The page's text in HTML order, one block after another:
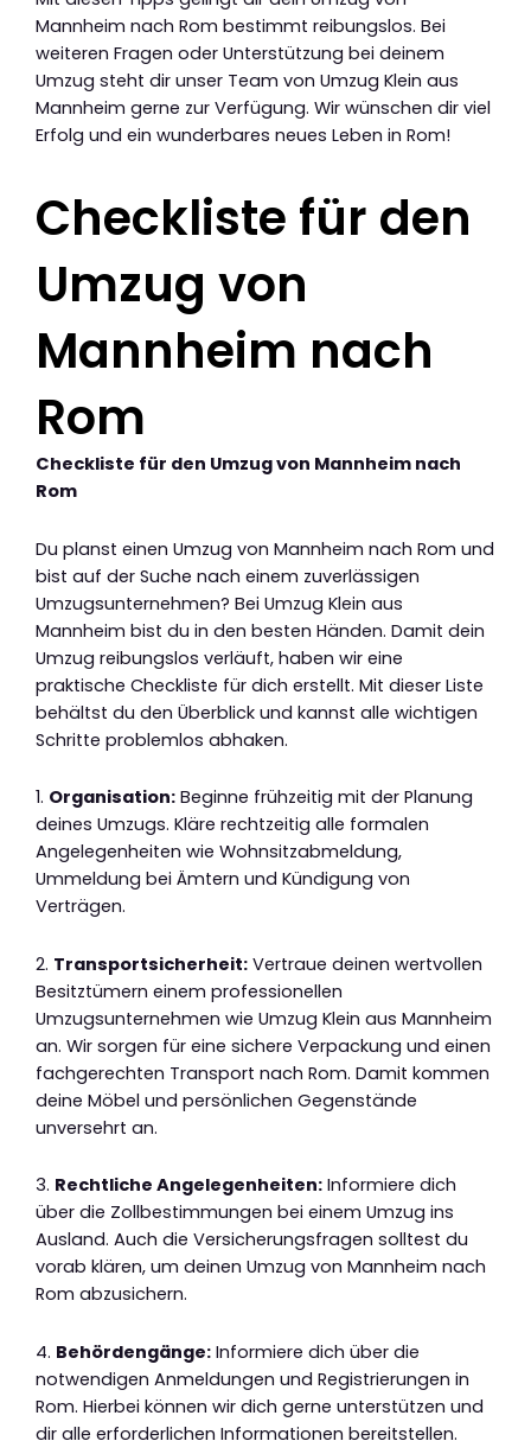
Mannheim nach Rom bestimmt reibungslos. Bei
weiteren Fragen oder Unterstützung bei deinem
Umzug steht dir unser Team von Umzug Klein aus
Mannheim gerne zur Verfügung. Wir wünschen dir viel
Erfolg und ein wunderbares neues Leben in Rom!
Checkliste für den
Umzug von
Mannheim nach
Rom
Checkliste für den Umzug von Mannheim nach
Rom
Du planst einen Umzug von Mannheim nach Rom und
bist auf der Suche nach einem zuverlässigen
Umzugsunternehmen? Bei Umzug Klein aus
Mannheim bist du in den besten Händen. Damit dein
Umzug reibungslos verläuft, haben wir eine
praktische Checkliste für dich erstellt. Mit dieser Liste
behältst du den Überblick und kannst alle wichtigen
Schritte problemlos abhaken.
1. Organisation: Beginne frühzeitig mit der Planung
deines Umzugs. Kläre rechtzeitig alle formalen
Angelegenheiten wie Wohnsitzabmeldung,
Ummeldung bei Ämtern und Kündigung von
Verträgen.
2. Transportsicherheit: Vertraue deinen wertvollen
Besitztümern einem professionellen
Umzugsunternehmen wie Umzug Klein aus Mannheim
an. Wir sorgen für eine sichere Verpackung und einen
fachgerechten Transport nach Rom. Damit kommen
deine Möbel und persönlichen Gegenstände
unversehrt an.
3. Rechtliche Angelegenheiten: Informiere dich
über die Zollbestimmungen bei einem Umzug ins
Ausland. Auch die Versicherungsfragen solltest du
vorab klären, um deinen Umzug von Mannheim nach
Rom abzusichern.
4. Behördengänge: Informiere dich über die
notwendigen Anmeldungen und Registrierungen in
Rom. Hierbei können wir dich gerne unterstützen und
dir alle erforderlichen Informationen bereitstellen.